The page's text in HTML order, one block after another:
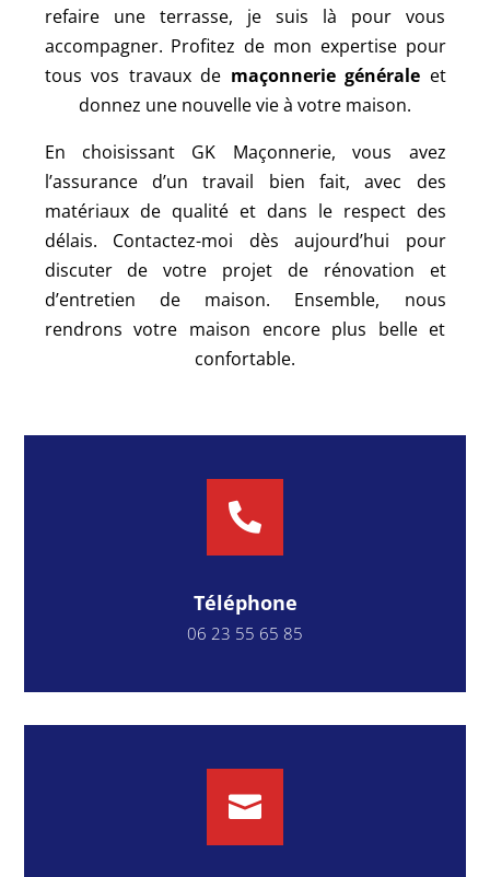
refaire une terrasse, je suis là pour vous
accompagner. Profitez de mon expertise pour
tous vos travaux de maçonnerie générale et
donnez une nouvelle vie à votre maison.
En choisissant GK Maçonnerie, vous avez
l’assurance d’un travail bien fait, avec des
matériaux de qualité et dans le respect des
délais. Contactez-moi dès aujourd’hui pour
discuter de votre projet de rénovation et
d’entretien de maison. Ensemble, nous
rendrons votre maison encore plus belle et
confortable.

Téléphone
06 23 55 65 85
